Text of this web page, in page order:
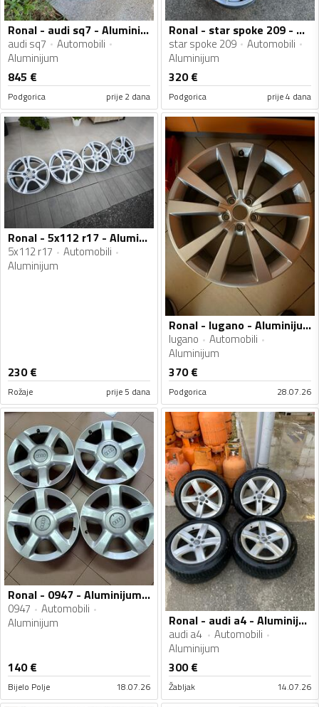
Ronal - audi sq7 - Aluminijum felne
audi sq7
Automobili
Aluminijum
845 €
Podgorica prije 2 dana
Ronal - star spoke 209 - Aluminijum felne
star spoke 209
Automobili
Aluminijum
320€
Podgorica prije 4 dana
Ronal - 5x112 r17 - Aluminijum felne
5x112 r17
Automobili
Aluminijum
230€
Rožaje prije 5 dana
Ronal - lugano - Aluminijum felne
lugano
Automobili
Aluminijum
370€
Podgorica 28.07.26
Ronal - 0947 - Aluminijum felne
0947
Automobili
Aluminijum
140€
Bijelo Polje 18.07.26
Ronal - audi a4 - Aluminijum felne
audi a4
Automobili
Aluminijum
300€
Žabljak 14.07.26